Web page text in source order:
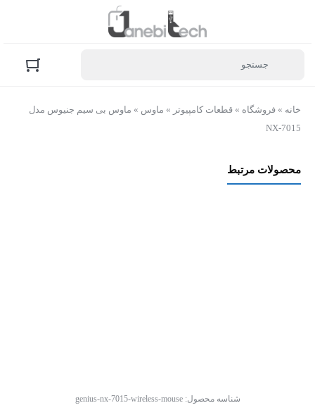
خانه » فروشگاه » قطعات کامپیوتر » ماوس » ماوس بی سیم جنیوس مدل
NX-7015
محصولات مرتبط
شناسه محصول:genius-nx-7015-wireless-mouse